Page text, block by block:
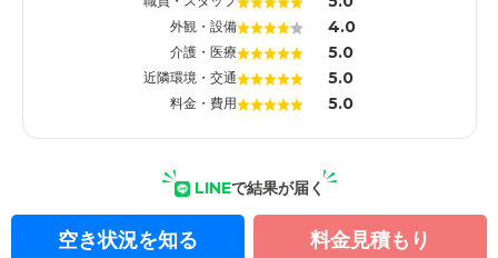
外観・設備 4.0
介護・医療 5.0
近隣環境・交通 5.0
料金・費用 5.0
LINEで結果が届く
空き状況を知る 料金見積もり